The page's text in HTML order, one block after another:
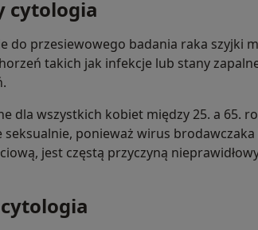
cytologia
do przesiewowego badania raka szyjki
takich jak infekcje lub stany
dla wszystkich kobiet między 25. a 65.
ponieważ wirus
jest częstą przyczyną